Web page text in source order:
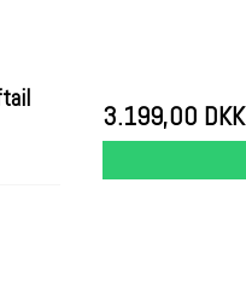
3.199,00 DKK